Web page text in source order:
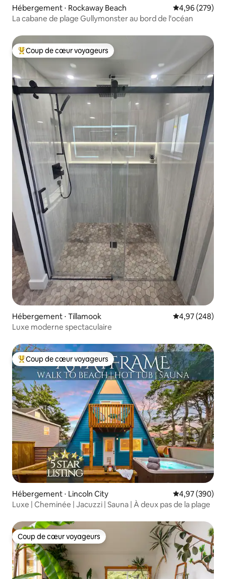
Hébergement ⋅ Rockaway Beach Évaluation
4,96 (279)
La cabane de plage Gullymonster au bord de l'océan
Coups de cœur voyageurs les plus appréciés
Coup de cœur voyageurs
Hébergement ⋅ Tillamook Évaluation
4,97 (248)
Luxe moderne spectaculaire
Coups de cœur voyageurs les plus appréciés
Coup de cœur voyageurs
Hébergement ⋅ Lincoln City Évaluation
4,97 (390)
Luxe | Cheminée | Jacuzzi | Sauna | À deux pas de la plage
Coup de cœur voyageurs
Coup de cœur voyageurs